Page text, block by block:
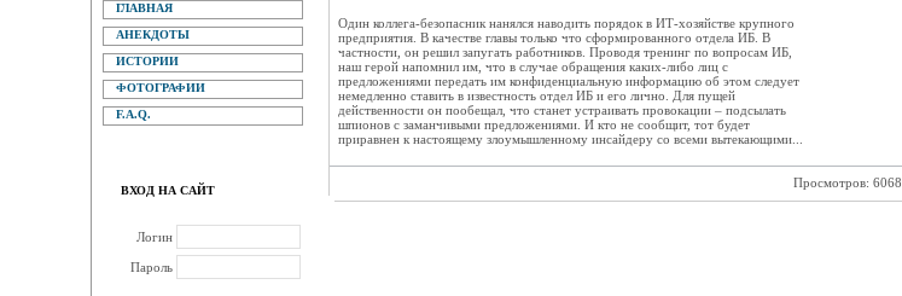
ГЛАВНАЯ
АНЕКДОТЫ
ИСТОРИИ
ФОТОГРАФИИ
F.A.Q.
ВХОД НА САЙТ
Логин
Пароль
Один коллега-безопасник нанялся наводить порядок в ИТ-хозяйстве крупного
предприятия. В качестве главы только что сформированного отдела ИБ. В
частности, он решил запугать работников. Проводя тренинг по вопросам ИБ,
наш герой напомнил им, что в случае обращения каких-либо лиц с
предложениями передать им конфиденциальную информацию об этом следует
немедленно ставить в известность отдел ИБ и его лично. Для пущей
действенности он пообещал, что станет устраивать провокации – подсылать
шпионов с заманчивыми предложениями. И кто не сообщит, тот будет
приравнен к настоящему злоумышленному инсайдеру со всеми вытекающими...
Просмотров: 6068